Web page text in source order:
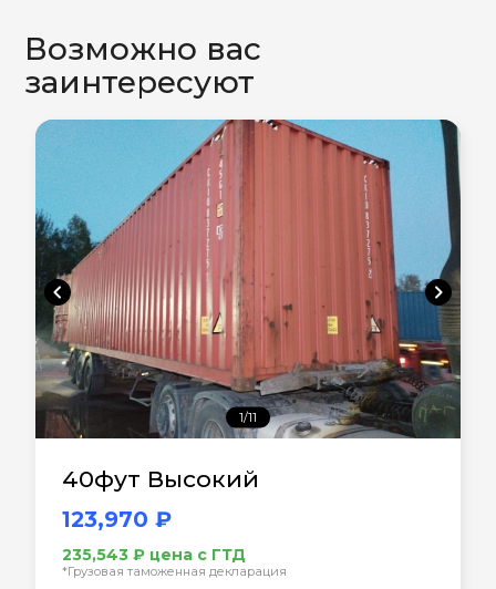
Возможно вас
заинтересуют
chevron_left chevron_right
1/11
40фут Высокий
123,970 ₽
235,543 ₽ цена с ГТД
*Грузовая таможенная декларация